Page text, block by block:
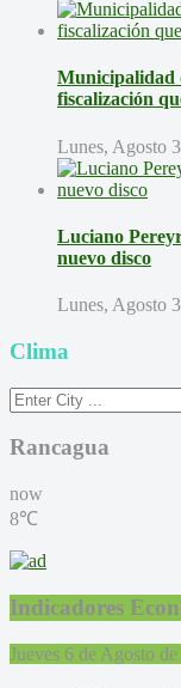
Municipalidad
fiscalización
Lunes, Agosto
Luciano
nuevo disco
Lunes, Agosto
Clima
Rancagua
now
8℃
Indicadores
Jueves 6 de Agosto